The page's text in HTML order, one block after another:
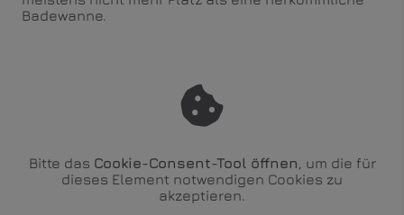
Badewanne.
Bitte das Cookie-Consent-Tool öffnen, um die für
dieses Element notwendigen Cookies zu
akzeptieren.